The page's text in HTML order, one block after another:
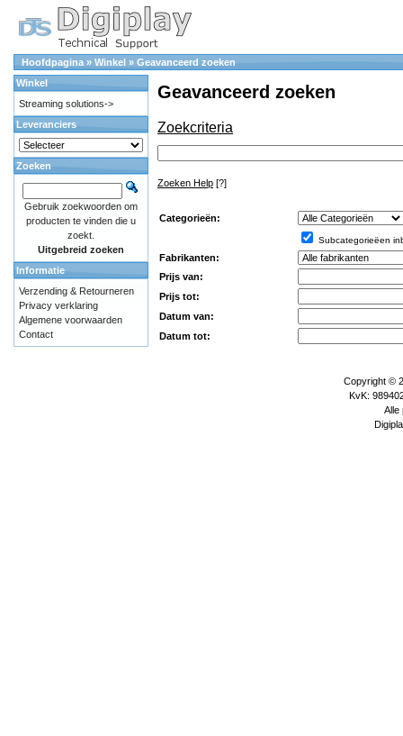
Hoofdpagina » Winkel » Geavanceerd zoeken
Geavanceerd zoeken
Zoekcriteria
Zoeken Help [?]
Categorieën:
Subcategorieëen
Fabrikanten:
Prijs van:
Prijs tot:
Datum van:
Datum tot:
Winkel
Streaming solutions->
Leveranciers
Zoeken
Gebruik zoekwoorden om
producten te vinden die u
zoekt.
Uitgebreid zoeken
Informatie
Verzending & Retourneren
Privacy verklaring
Algemene voorwaarden
Contact
Copyright ©
KvK:
Alle